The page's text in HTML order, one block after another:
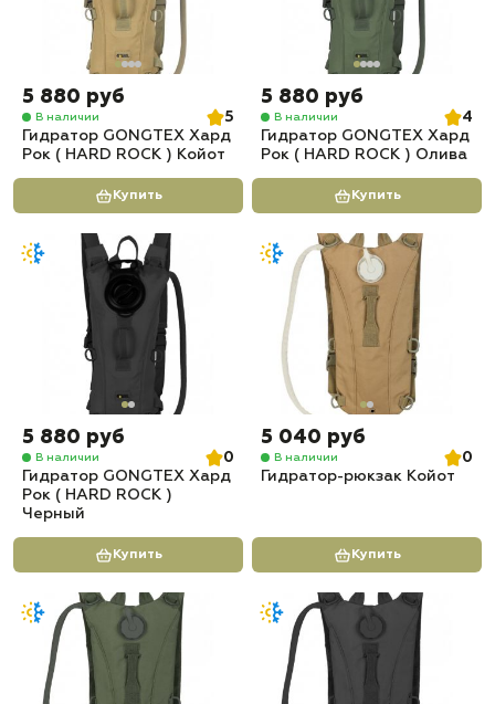
5 880 руб
В наличии
5
Гидратор GONGTEX Хард
Рок ( HARD ROCK ) Койот
Купить
5 880 руб
В наличии
4
Гидратор GONGTEX Хард
Рок ( HARD ROCK ) Олива
Купить
5 880 руб
В наличии
0
Гидратор GONGTEX Хард
Рок ( HARD ROCK )
Черный
Купить
5 040 руб
В наличии
0
Гидратор-рюкзак Койот
Купить